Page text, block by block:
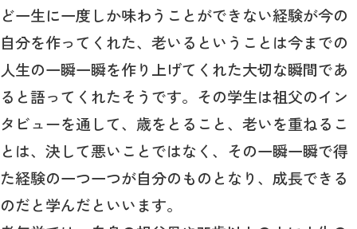
ど一生に一度しか味わうことができない経験が今の
自分を作ってくれた、老いるということは今までの
人生の一瞬一瞬を作り上げてくれた大切な瞬間であ
ると語ってくれたそうです。その学生は祖父のイン
タビューを通して、歳をとること、老いを重ねるこ
とは、決して悪いことではなく、その一瞬一瞬で得
た経験の一つ一つが自分のものとなり、成長できる
のだと学んだといいます。